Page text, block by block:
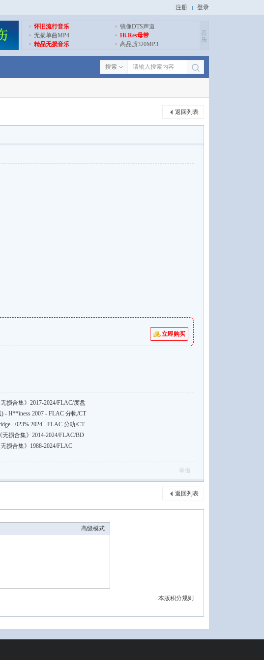
注册 登录
怀旧流行音乐
镜像DTS声道
无损单曲MP4
Hi-Res母带
精品无损音乐
高品质320MP3
音
乐
搜索
返回列表
立即购买
损合集》2017-2024/FLAC/度盘
) - H**iness 2007 - FLAC 分軌/CT
- 023% 2024 - FLAC 分軌/CT
无损合集》2014-2024/FLAC/BD
损合集》1988-2024/FLAC
举报
返回列表
高级模式
本版积分规则